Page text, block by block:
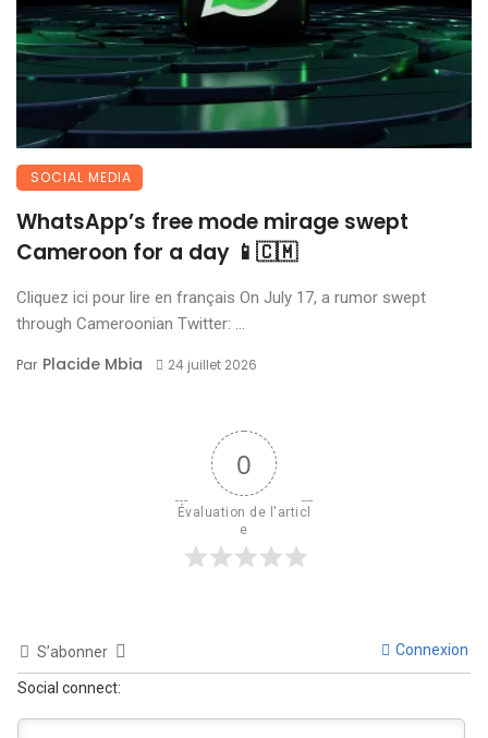
SOCIAL MEDIA
WhatsApp’s free mode mirage swept
Cameroon for a day 📱🇨🇲
Cliquez ici pour lire en français On July 17, a rumor swept
through Cameroonian Twitter: ...
Par Placide Mbia 24 juillet 2026
0
Évaluation de l'articl
e
S’abonner Connexion
Social connect: